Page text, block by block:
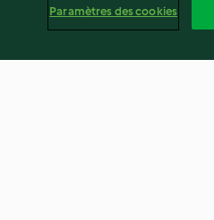
Paramètres des cookies